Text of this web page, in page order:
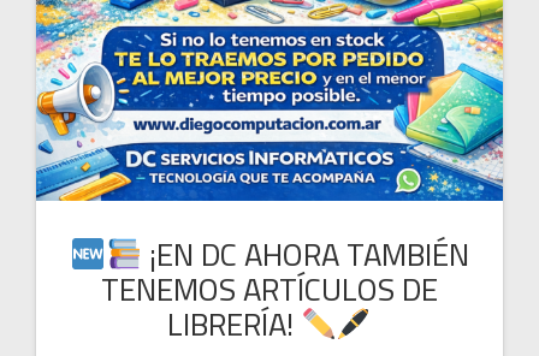
¡EN DC AHORA TAMBIÉN
TENEMOS ARTÍCULOS DE
LIBRERÍA!